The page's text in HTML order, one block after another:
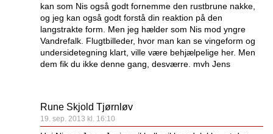
kan som Nis også godt fornemme den rustbrune nakke,
og jeg kan også godt forstå din reaktion på den
langstrakte form. Men jeg hælder som Nis mod yngre
Vandrefalk. Flugtbilleder, hvor man kan se vingeform og
undersidetegning klart, ville være behjælpelige her. Men
dem fik du ikke denne gang, desværre. mvh Jens
Rune Skjold Tjørnløv
19. sep. 2013 kl. 16:10